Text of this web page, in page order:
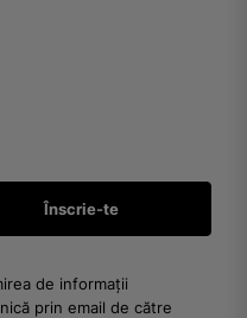
de informații
prin email de către